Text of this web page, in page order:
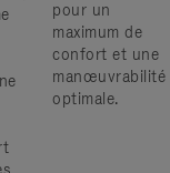
pour un
maximum de
confort et une
manœuvrabilité
optimale.